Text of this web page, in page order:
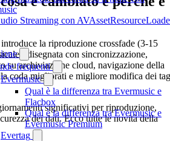
Streaming con
frequenti
Evermusic
Qual è la differenza tra Evermusic e
Flacbox
Qual è la differenza tra Evermusic e
Evermusic Premium
Evertag
la riproduzione crossfade (3-15
ridisegnata con sincronizzazione,
su archiviazione cloud, navigazione della
coda migliorati e migliore modifica dei tag
significativi per riproduzione,
dei dati. Ecco tutte le novità della